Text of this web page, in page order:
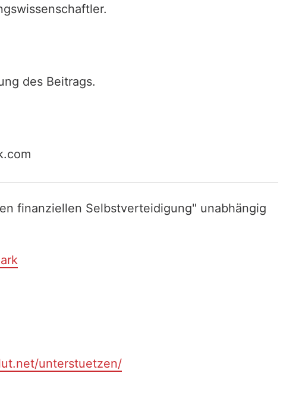
des Beitrags.
finanziellen Selbstverteidigung" unabhängig
unterstuetzen/